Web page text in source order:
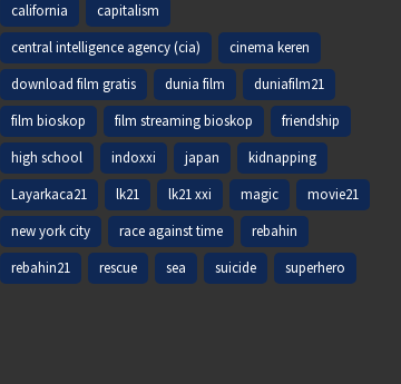
california
capitalism
central intelligence agency (cia)
cinema keren
download film gratis
dunia film
duniafilm21
film bioskop
film streaming bioskop
friendship
high school
indoxxi japan
kidnapping
Layarkaca21
lk21 lk21 xxi magic
movie21
new york city
race against time
rebahin
rebahin21
rescue sea suicide superhero